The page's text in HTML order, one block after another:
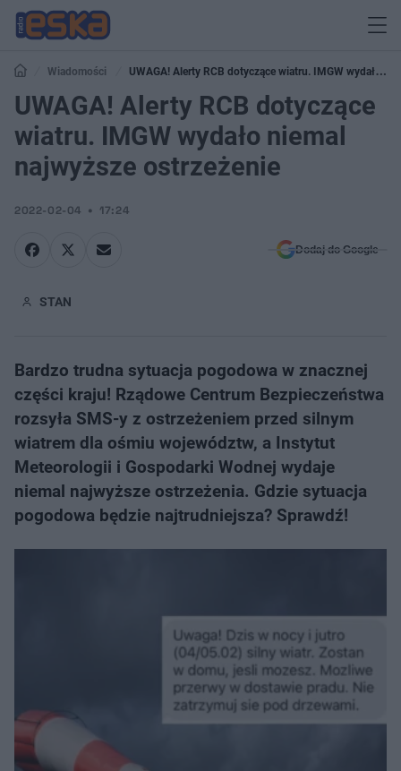
Wiadomości
UWAGA! Alerty RCB dotyczące wiatru. IMGW wydało
niemal najwyższe ostrzeżenie
UWAGA! Alerty RCB dotyczące
wiatru. IMGW wydało niemal
najwyższe ostrzeżenie
2022-02-04 17:24
Dodaj do Google
STAN
Bardzo trudna sytuacja pogodowa w znacznej
części kraju! Rządowe Centrum Bezpieczeństwa
rozsyła SMS-y z ostrzeżeniem przed silnym
wiatrem dla ośmiu województw, a Instytut
Meteorologii i Gospodarki Wodnej wydaje
niemal najwyższe ostrzeżenia. Gdzie sytuacja
pogodowa będzie najtrudniejsza? Sprawdź!